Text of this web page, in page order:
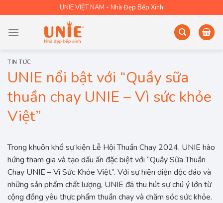
to
content
UNIE VIỆT NAM - Nhà Đẹp Bếp Xinh
TIN TỨC
UNIE nổi bật với “Quầy sữa
thuần chay UNIE – Vì sức khỏe
Việt”
Trong khuôn khổ sự kiện Lễ Hội Thuần Chay 2024, UNIE hào
hứng tham gia và tạo dấu ấn đặc biệt với “Quầy Sữa Thuần
Chay UNIE – Vì Sức Khỏe Việt”. Với sự hiện diện độc đáo và
những sản phẩm chất lượng, UNIE đã thu hút sự chú ý lớn từ
cộng đồng yêu thực phẩm thuần chay và chăm sóc sức khỏe.